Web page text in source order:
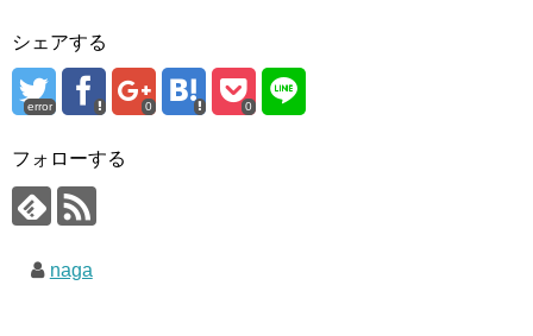
シェアする
error 0 0
フォローする
naga